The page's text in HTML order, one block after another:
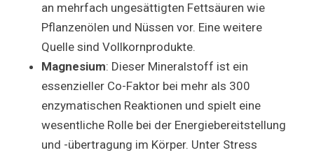
an mehrfach ungesättigten Fettsäuren wie
Pflanzenölen und Nüssen vor. Eine weitere
Quelle sind Vollkornprodukte.
Magnesium: Dieser Mineralstoff ist ein
essenzieller Co-Faktor bei mehr als 300
enzymatischen Reaktionen und spielt eine
wesentliche Rolle bei der Energiebereitstellung
und -übertragung im Körper. Unter Stress